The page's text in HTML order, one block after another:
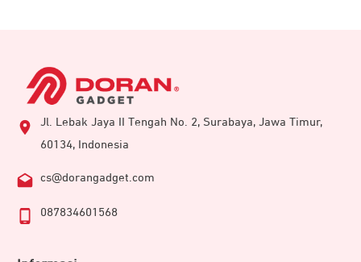
Jl. Lebak Jaya II Tengah No. 2, Surabaya, Jawa Timur,
60134, Indonesia
cs@dorangadget.com
087834601568